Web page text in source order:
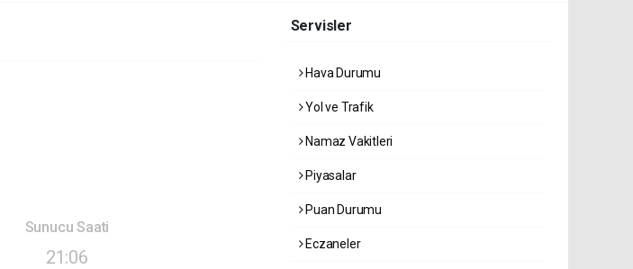
Sunucu Saati
21:06
Servisler
Hava Durumu
Yol ve Trafik
Namaz Vakitleri
Piyasalar
Puan Durumu
Eczaneler